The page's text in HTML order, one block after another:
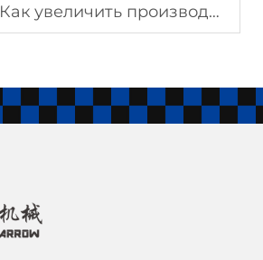
Как увеличить производительность линии по производству кукурузных хлопьев